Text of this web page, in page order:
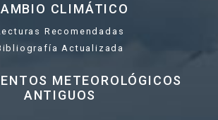
CLIMÁTICO
Recomendadas
Actualizada
METEOROLÓGICOS
ANTIGUOS